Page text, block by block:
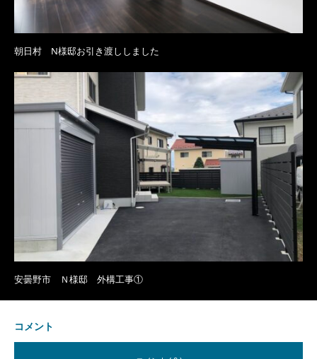
朝日村 N様邸お引き渡ししました
安曇野市 Ｎ様邸 外構工事①
コメント